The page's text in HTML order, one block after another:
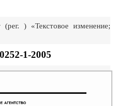
) «Текстовое изменение;
1-2005